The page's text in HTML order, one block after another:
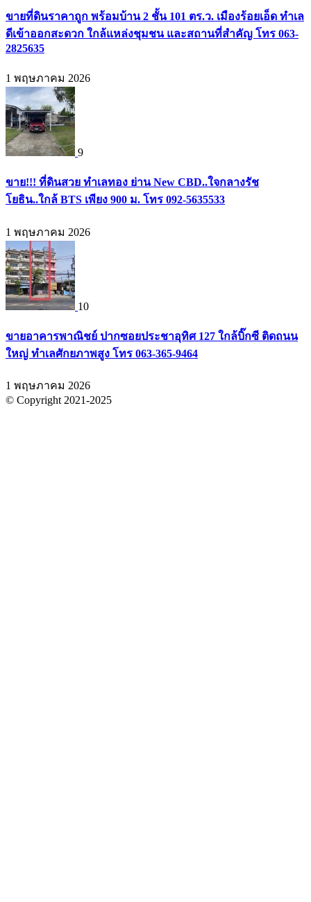
ขายที่ดินราคาถูก พร้อมบ้าน 2 ชั้น 101 ตร.ว. เมืองร้อยเอ็ด ทำเล
ดีเข้าออกสะดวก ใกล้แหล่งชุมชน และสถานที่สำคัญ โทร 063-
2825635
1 พฤษภาคม 2026
9
ขาย!!! ที่ดินสวย ทำเลทอง ย่าน New CBD..ใจกลางรัช
โยธิน..ใกล้ BTS เพียง 900 ม. โทร 092-5635533
1 พฤษภาคม 2026
10
ขายอาคารพาณิชย์ ปากซอยประชาอุทิศ 127 ใกล้บิ๊กซี ติดถนน
ใหญ่ ทำเลศักยภาพสูง โทร 063-365-9464
1 พฤษภาคม 2026
© Copyright 2021-2025